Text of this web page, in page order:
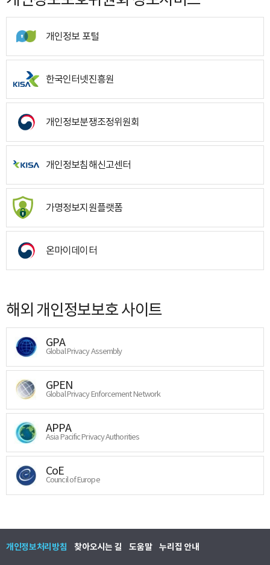
개인정보 포털
한국인터넷진흥원
개인정보분쟁조정위원회
개인정보침해신고센터
가명정보지원플랫폼
온마이데이터
해외 개인정보보호 사이트
GPA
Global Privacy Assembly
GPEN
Global Privacy Enforcement Network
APPA
Asia Pacific Privacy Authorities
CoE
Council of Europe
개인정보처리방침 찾아오시는 길 도움말 누리집 안내